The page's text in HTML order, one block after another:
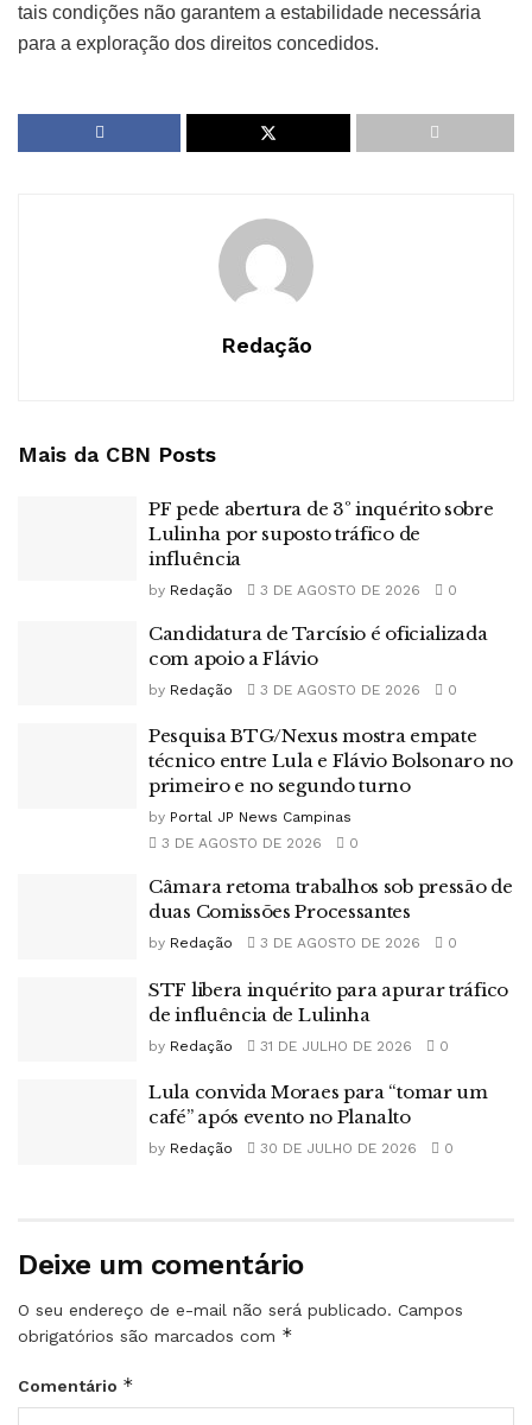
tais condições não garantem a estabilidade necessária
para a exploração dos direitos concedidos.
Redação
Mais da CBN Posts
PF pede abertura de 3º inquérito sobre
Lulinha por suposto tráfico de
influência
by Redação 3 DE AGOSTO DE 2026 0
Candidatura de Tarcísio é oficializada
com apoio a Flávio
by Redação 3 DE AGOSTO DE 2026 0
Pesquisa BTG/Nexus mostra empate
técnico entre Lula e Flávio Bolsonaro no
primeiro e no segundo turno
by Portal JP News Campinas
3 DE AGOSTO DE 2026
0
Câmara retoma trabalhos sob pressão de
duas Comissões Processantes
by Redação 3 DE AGOSTO DE 2026 0
STF libera inquérito para apurar tráfico
de influência de Lulinha
by Redação 31 DE JULHO DE 2026 0
Lula convida Moraes para “tomar um
café” após evento no Planalto
by Redação 30 DE JULHO DE 2026 0
Deixe um comentário
O seu endereço de e-mail não será publicado. Campos
obrigatórios são marcados com *
Comentário *